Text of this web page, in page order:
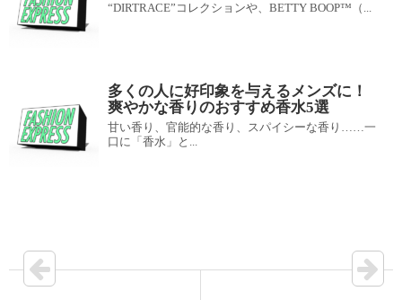
“DIRTRACE”コレクションや、BETTY BOOP™（...
多くの人に好印象を与えるメンズに！
爽やかな香りのおすすめ香水5選
甘い香り、官能的な香り、スパイシーな香り……一
口に「香水」と...